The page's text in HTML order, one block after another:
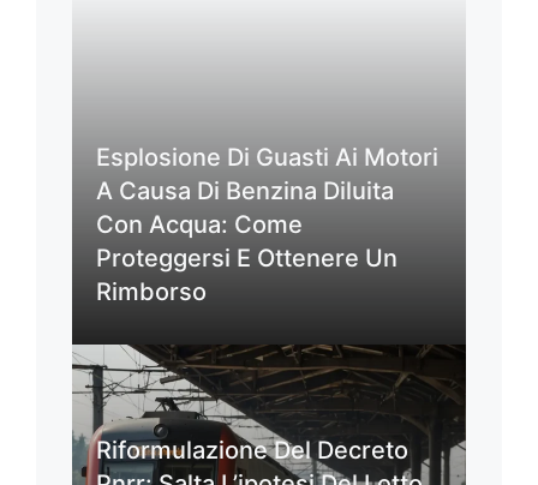
Esplosione Di Guasti Ai Motori
A Causa Di Benzina Diluita
Con Acqua: Come
Proteggersi E Ottenere Un
Rimborso
Riformulazione Del Decreto